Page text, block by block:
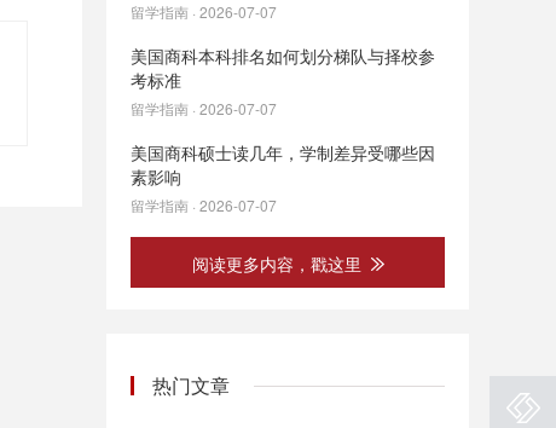
留学指南 · 2026-07-07
美国商科本科排名如何划分梯队与择校参
考标准
留学指南 · 2026-07-07
美国商科硕士读几年，学制差异受哪些因
素影响
留学指南 · 2026-07-07
阅读更多内容，戳这里
热门文章